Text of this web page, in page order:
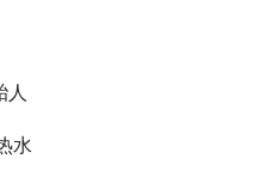
人
水